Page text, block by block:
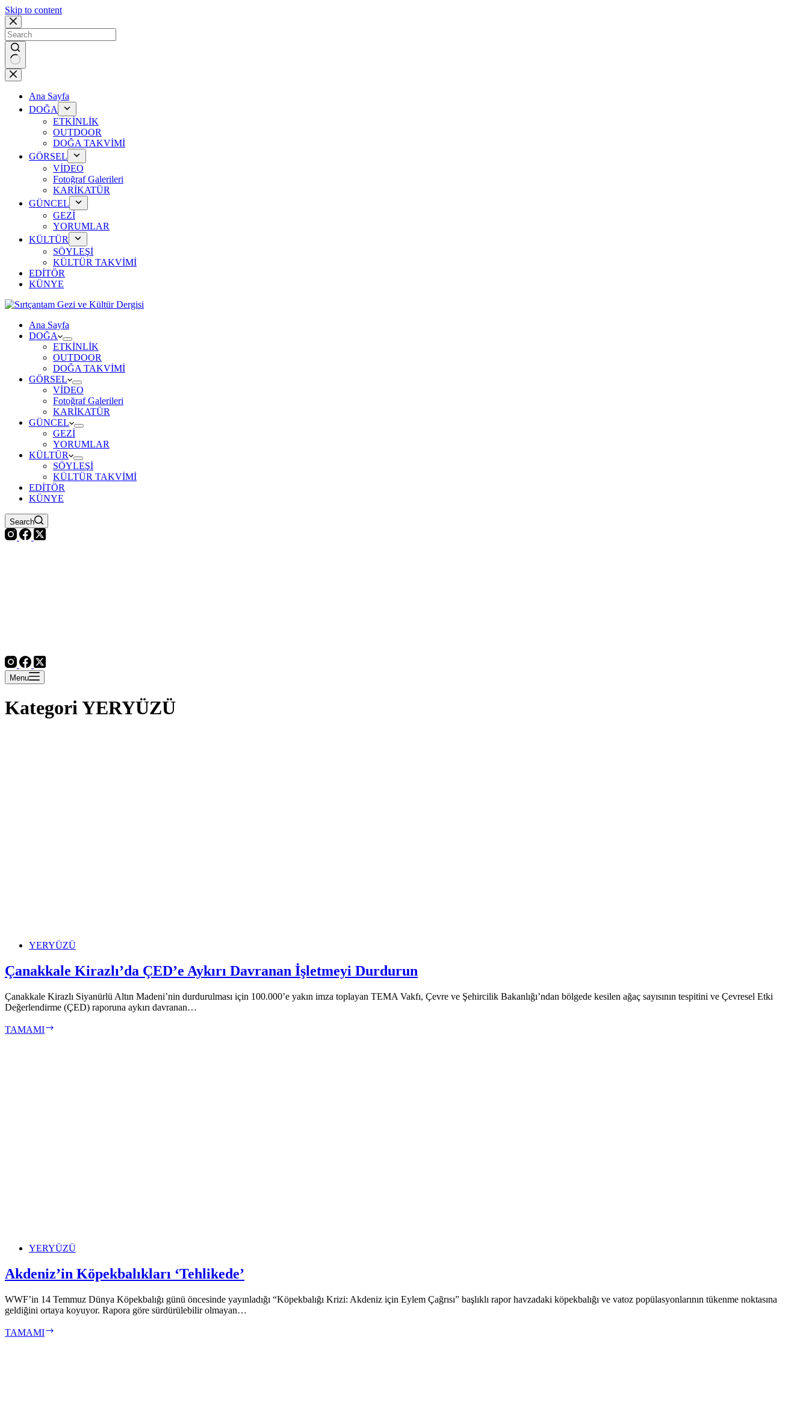
Skip to content
No
results
Ana Sayfa
DOĞA
ETKİNLİK
OUTDOOR
DOĞA TAKVİMİ
GÖRSEL
VİDEO
Fotoğraf Galerileri
KARİKATÜR
GÜNCEL
GEZİ
YORUMLAR
KÜLTÜR
SÖYLEŞİ
KÜLTÜR TAKVİMİ
EDİTÖR
KÜNYE
Ana Sayfa
DOĞA
ETKİNLİK
OUTDOOR
DOĞA TAKVİMİ
GÖRSEL
VİDEO
Fotoğraf Galerileri
KARİKATÜR
GÜNCEL
GEZİ
YORUMLAR
KÜLTÜR
SÖYLEŞİ
KÜLTÜR TAKVİMİ
EDİTÖR
KÜNYE
Search
Menu
KategoriYERYÜZÜ
YERYÜZÜ
Çanakkale Kirazlı’da ÇED’e Aykırı Davranan İşletmeyi Durdurun
Çanakkale Kirazlı Siyanürlü Altın Madeni’nin durdurulması için 100.000’e yakın imza toplayan TEMA Vakfı, Çevre ve Şehircilik Bakanlığı’ndan bölgede kesilen ağaç sayısının tespitini ve Çevresel Etki
Değerlendirme (ÇED) raporuna aykırı davranan…
TAMAMI
YERYÜZÜ
Akdeniz’in Köpekbalıkları ‘Tehlikede’
WWF’in 14 Temmuz Dünya Köpekbalığı günü öncesinde yayınladığı “Köpekbalığı Krizi: Akdeniz için Eylem Çağrısı” başlıklı rapor havzadaki köpekbalığı ve vatoz popülasyonlarının tükenme noktasına
geldiğini ortaya koyuyor. Rapora göre sürdürülebilir olmayan…
TAMAMI